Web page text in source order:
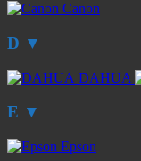
Canon
D ▼
DAHUA
E ▼
Epson